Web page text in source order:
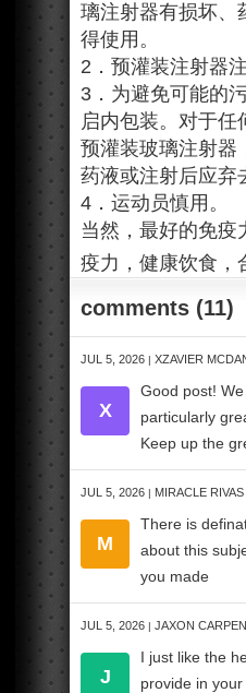
璃注射器有损坏、
得使用。
2．预灌装注射器
3．为避免可能的
启内包装。对于任
预灌装玻璃注射器
药液或注射后应弃
4．运动员慎用。
当然，最好的免疫
疫力，健康饮食，
comments (11)
JUL 5, 2026 | XZAVIER
X
Good post!
particularly
Keep up the
JUL 5, 2026 | MIRACLE RIVAS
M
There is
about this
you made
JUL 5, 2026 | JAXON
J
I just like the
provide in